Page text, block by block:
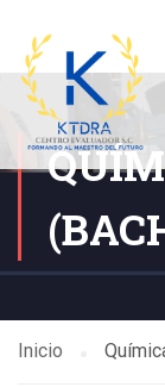
Inicio